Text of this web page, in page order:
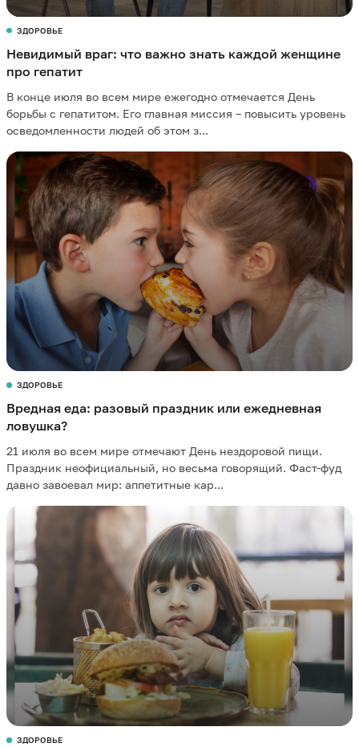
ЗДОРОВЬЕ
Невидимый враг: что важно знать каждой женщине
про гепатит
В конце июля во всем мире ежегодно отмечается День
борьбы с гепатитом. Его главная миссия – повысить уровень
осведомленности людей об этом з...
ЗДОРОВЬЕ
Вредная еда: разовый праздник или ежедневная
ловушка?
21 июля во всем мире отмечают День нездоровой пищи.
Праздник неофициальный, но весьма говорящий. Фаст-фуд
давно завоевал мир: аппетитные кар...
ЗДОРОВЬЕ